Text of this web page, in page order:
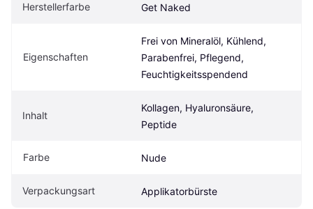
Herstellerfarbe Get Naked
Eigen­schaften
Frei von Mineralöl, Kühlend,
Parabenfrei, Pflegend,
Feuchtigkeitsspendend
Inhalt
Kollagen, Hyaluronsäure,
Peptide
Farbe Nude
Verpackungsart Applikatorbürste